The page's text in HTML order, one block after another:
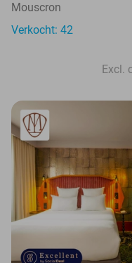
Mouscron
Verkocht: 42
Excl.